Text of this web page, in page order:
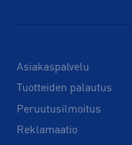
Asiakaspalvelu
Tuotteiden palautus
Peruutusilmoitus
Reklamaatio